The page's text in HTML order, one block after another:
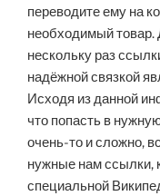
переводите ему на
необходимый
нескольку раз
надёжной связкой
Исходя из данной
что попасть в
очень-то и сложно,
нужные нам ссылки,
специальной